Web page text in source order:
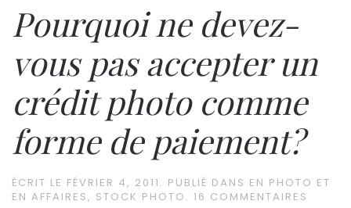
Pourquoi ne devez-
vous pas accepter un
crédit photo comme
forme de paiement?
ÉCRIT LE FÉVRIER 4, 2011 . PUBLIÉ DANS EN PHOTO ET
EN AFFAIRES, STOCK PHOTO . 16 COMMENTAIRES